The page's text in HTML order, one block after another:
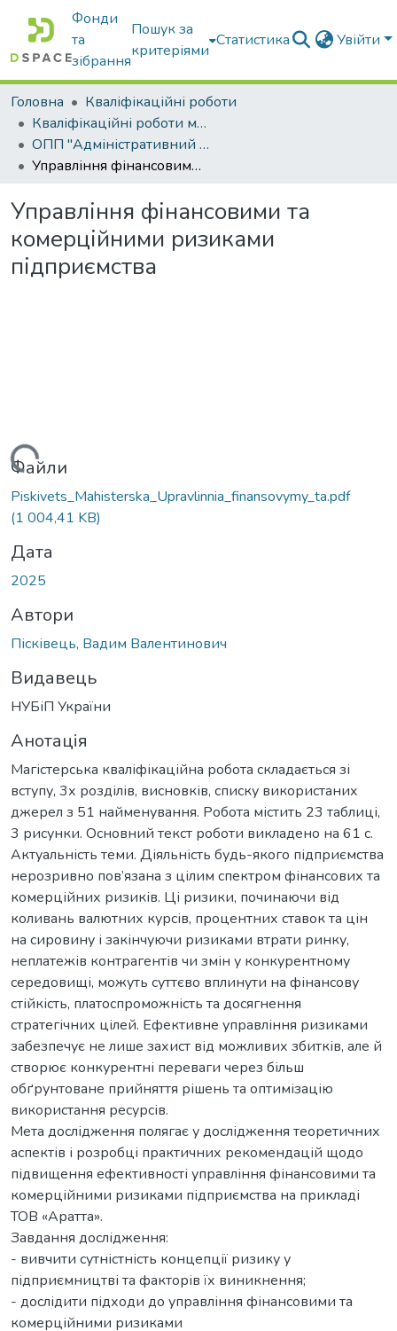
Фонди
та
зібрання
Пошук за
критеріями
Статистика Увійти
Головна
Кваліфікаційні роботи
Кваліфікаційні роботи магістрів
ОПП "Адміністративний менеджмент"
Управління фінансовими та комерційними ризиками підприємства
Управління фінансовими та
комерційними ризиками
підприємства
Файли
Piskivets_Mahisterska_Upravlinnia_finansovymy_ta.pdf
(1 004,41 KB)
Дата
2025
Автори
Пісківець, Вадим Валентинович
Видавець
НУБіП України
Анотація
Магістерська кваліфікаційна робота складається зі
вступу, 3х розділів, висновків, списку використаних
джерел з 51 найменування. Робота містить 23 таблиці,
3 рисунки. Основний текст роботи викладено на 61 с.
Актуальність теми. Діяльність будь-якого підприємства
нерозривно пов’язана з цілим спектром фінансових та
комерційних ризиків. Ці ризики, починаючи від
коливань валютних курсів, процентних ставок та цін
на сировину і закінчуючи ризиками втрати ринку,
неплатежів контрагентів чи змін у конкурентному
середовищі, можуть суттєво вплинути на фінансову
стійкість, платоспроможність та досягнення
стратегічних цілей. Ефективне управління ризиками
забезпечує не лише захист від можливих збитків, але й
створює конкурентні переваги через більш
обґрунтоване прийняття рішень та оптимізацію
використання ресурсів.
Мета дослідження полягає у дослідження теоретичних
аспектів і розробці практичних рекомендацій щодо
підвищення ефективності управління фінансовими та
комерційними ризиками підприємства на прикладі
ТОВ «Аратта».
Завдання дослідження:
- вивчити сутністність концепції ризику у
підприємництві та факторів їх виникнення;
- дослідити підходи до управління фінансовими та
комерційними ризиками